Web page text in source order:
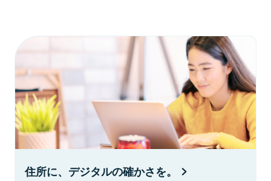
住所に、デジタルの確かさを。